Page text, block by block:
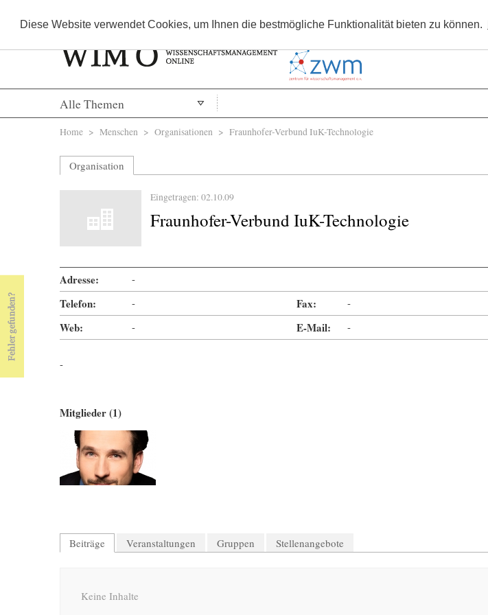
Diese Website verwendet Cookies, um Ihnen die bestmögliche Funktionalität bieten zu können.
Alle Themen
Sie sind hier
Home > Menschen > Organisationen > Fraunhofer-Verbund IuK-Technologie
Organisation
Eingetragen: 02.10.09
Fraunhofer-Verbund IuK-Technologie
Adresse: -
Telefon: - Fax: -
Web: - E-Mail: -
-
Mitglieder (1)
Beiträge Veranstaltungen Gruppen Stellenangebote
Keine Inhalte